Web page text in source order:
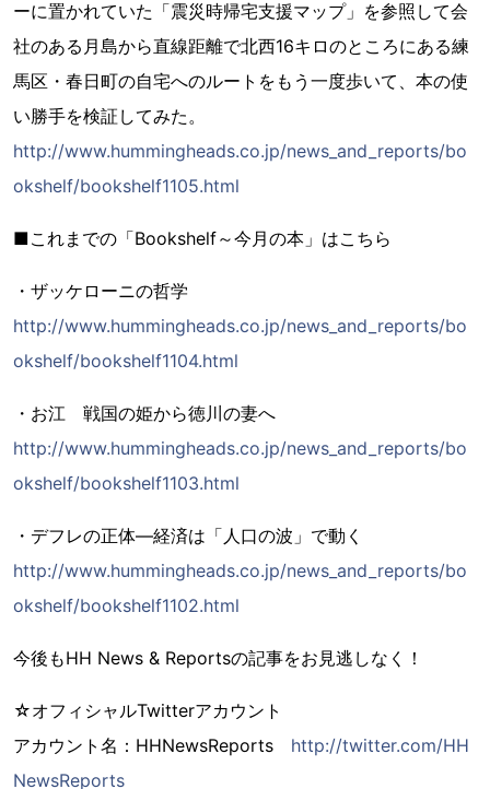
ーに置かれていた「震災時帰宅支援マップ」を参照して会
社のある月島から直線距離で北西16キロのところにある練
馬区・春日町の自宅へのルートをもう一度歩いて、本の使
い勝手を検証してみた。
http://www.hummingheads.co.jp/news_and_reports/bo
okshelf/bookshelf1105.html
■これまでの「Bookshelf～今月の本」はこちら
・ザッケローニの哲学
http://www.hummingheads.co.jp/news_and_reports/bo
okshelf/bookshelf1104.html
・お江 戦国の姫から徳川の妻へ
http://www.hummingheads.co.jp/news_and_reports/bo
okshelf/bookshelf1103.html
・デフレの正体―経済は「人口の波」で動く
http://www.hummingheads.co.jp/news_and_reports/bo
okshelf/bookshelf1102.html
今後もHH News & Reportsの記事をお見逃しなく！
☆オフィシャルTwitterアカウント
アカウント名：HHNewsReports http://twitter.com/HH
NewsReports